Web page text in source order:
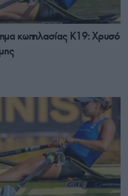
κωπηλασίας Κ19: Χρυσό